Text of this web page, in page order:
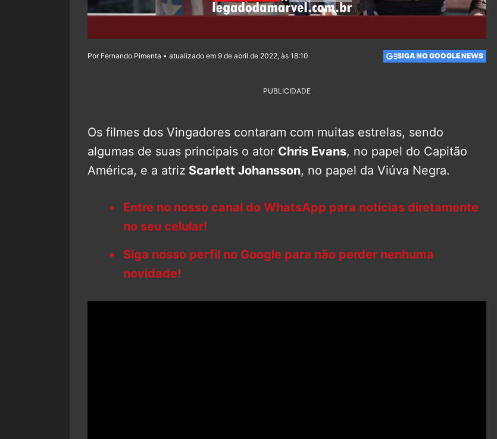
Por Fernando Pimenta • atualizado em 9 de abril de 2022, às 18:10 SIGA NO GOOGLE NEWS
PUBLICIDADE
Os filmes dos Vingadores contaram com muitas estrelas, sendo
algumas de suas principais o ator Chris Evans, no papel do Capitão
América, e a atriz Scarlett Johansson, no papel da Viúva Negra.
Entre no nosso canal do WhatsApp para notícias diretamente
no seu celular!
Siga nosso perfil no Google para não perder nenhuma
novidade!